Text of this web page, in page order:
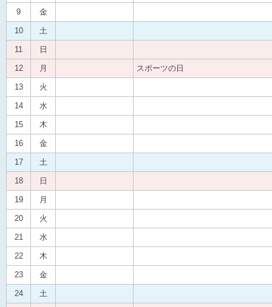
9 金
10 土
11 日
12 月 スポーツの日
13 火
14 水
15 木
16 金
17 土
18 日
19 月
20 火
21 水
22 木
23 金
24 土